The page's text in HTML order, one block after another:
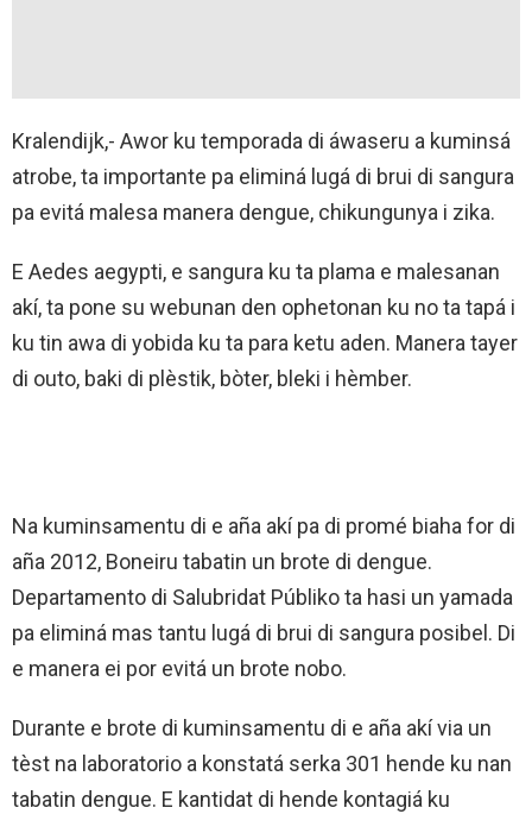
Kralendijk,- Awor ku temporada di áwaseru a kuminsá
atrobe, ta importante pa eliminá lugá di brui di sangura
pa evitá malesa manera dengue, chikungunya i zika.
E Aedes aegypti, e sangura ku ta plama e malesanan
akí, ta pone su webunan den ophetonan ku no ta tapá i
ku tin awa di yobida ku ta para ketu aden. Manera tayer
di outo, baki di plèstik, bòter, bleki i hèmber.
Na kuminsamentu di e aña akí pa di promé biaha for di
aña 2012, Boneiru tabatin un brote di dengue.
Departamento di Salubridat Públiko ta hasi un yamada
pa eliminá mas tantu lugá di brui di sangura posibel. Di
e manera ei por evitá un brote nobo.
Durante e brote di kuminsamentu di e aña akí via un
tèst na laboratorio a konstatá serka 301 hende ku nan
tabatin dengue. E kantidat di hende kontagiá ku